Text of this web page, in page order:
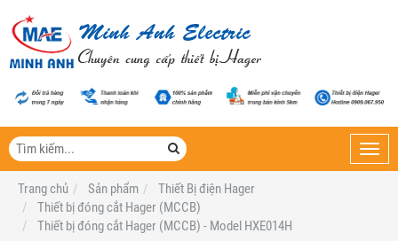
Trang chủ
Sản phẩm
Thiết Bị điện Hager
Thiết bị đóng cắt Hager (MCCB)
Thiết bị đóng cắt Hager (MCCB) - Model HXE014H